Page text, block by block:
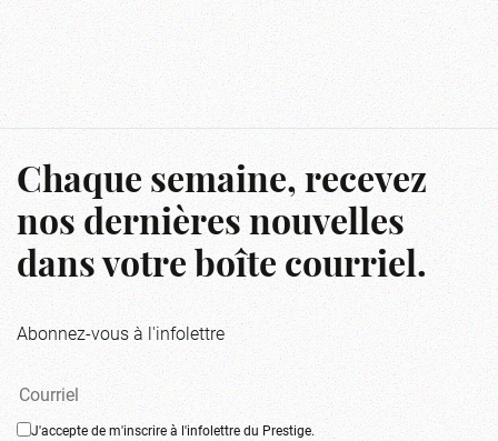
Chaque semaine, recevez
nos dernières nouvelles
dans votre boîte courriel.
Abonnez-vous à l'infolettre
J'accepte de m'inscrire à l'infolettre du Prestige.